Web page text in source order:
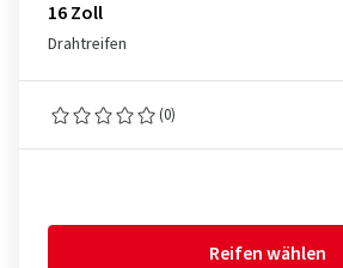
16 Zoll
Drahtreifen
(0)
Reifen wählen